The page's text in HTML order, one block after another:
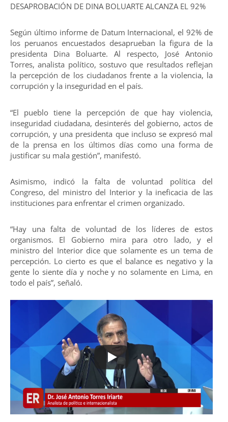
DESAPROBACIÓN DE DINA BOLUARTE ALCANZA EL 92%
Según último informe de Datum Internacional, el 92% de
los peruanos encuestados desaprueban la figura de la
presidenta Dina Boluarte. Al respecto, José Antonio
Torres, analista político, sostuvo que resultados reflejan
la percepción de los ciudadanos frente a la violencia, la
corrupción y la inseguridad en el país.
“El pueblo tiene la percepción de que hay violencia,
inseguridad ciudadana, desinterés del gobierno, actos de
corrupción, y una presidenta que incluso se expresó mal
de la prensa en los últimos días como una forma de
justificar su mala gestión”, manifestó.
Asimismo, indicó la falta de voluntad política del
Congreso, del ministro del Interior y la ineficacia de las
instituciones para enfrentar el crimen organizado.
“Hay una falta de voluntad de los líderes de estos
organismos. El Gobierno mira para otro lado, y el
ministro del Interior dice que solamente es un tema de
percepción. Lo cierto es que el balance es negativo y la
gente lo siente día y noche y no solamente en Lima, en
todo el país”, señaló.